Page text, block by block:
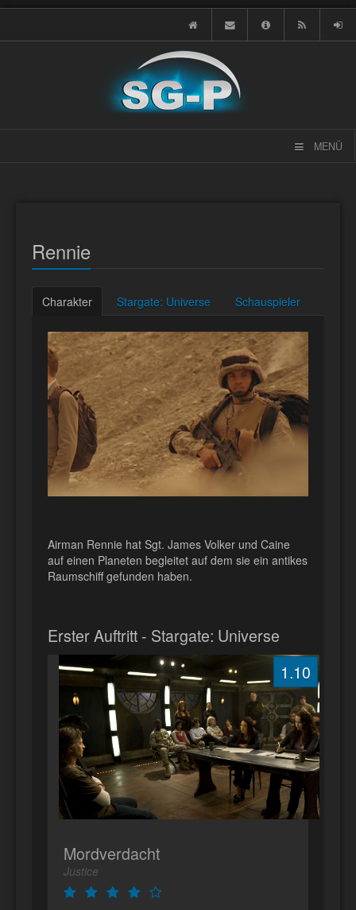
MENÜ
Rennie
Charakter Stargate: Universe Schauspieler
Airman Rennie hat Sgt. James Volker und Caine
auf einen Planeten begleitet auf dem sie ein antikes
Raumschiff gefunden haben.
Erster Auftritt - Stargate: Universe
1.10
Mordverdacht
Justice